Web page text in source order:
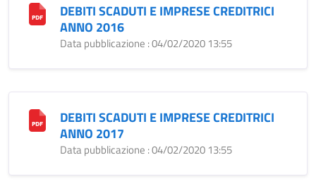
DEBITI SCADUTI E IMPRESE CREDITRICI
ANNO 2016
Data pubblicazione : 04/02/2020 13:55
DEBITI SCADUTI E IMPRESE CREDITRICI
ANNO 2017
Data pubblicazione : 04/02/2020 13:55